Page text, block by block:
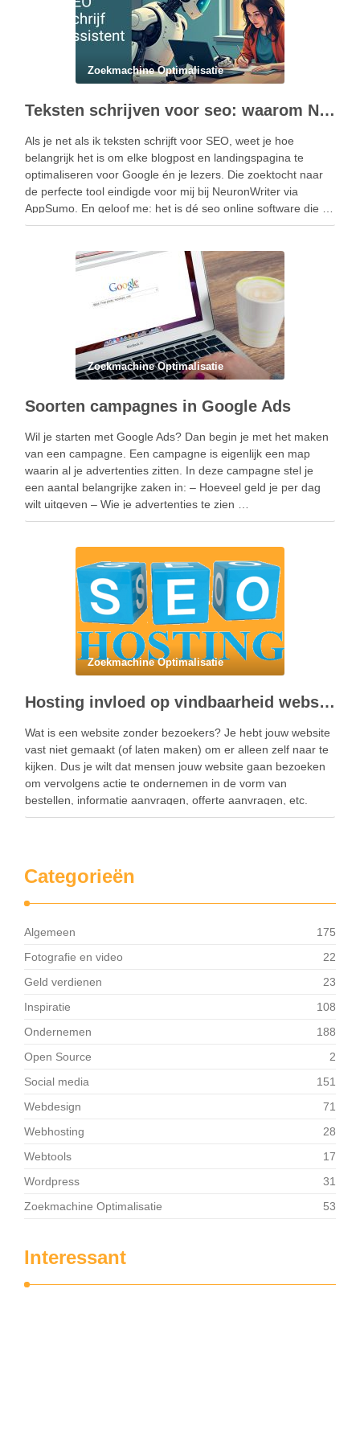
Zoekmachine Optimalisatie
Teksten schrijven voor seo: waarom NeuronWriter jouw nieuwe geheime wapen is
Als je net als ik teksten schrijft voor SEO, weet je hoe
belangrijk het is om elke blogpost en landingspagina te
optimaliseren voor Google én je lezers. Die zoektocht naar
de perfecte tool eindigde voor mij bij NeuronWriter via
AppSumo. En geloof me: het is dé seo online software die …
Zoekmachine Optimalisatie
Soorten campagnes in Google Ads
Wil je starten met Google Ads? Dan begin je met het maken
van een campagne. Een campagne is eigenlijk een map
waarin al je advertenties zitten. In deze campagne stel je
een aantal belangrijke zaken in: – Hoeveel geld je per dag
wilt uitgeven – Wie je advertenties te zien …
Zoekmachine Optimalisatie
Hosting invloed op vindbaarheid website
Wat is een website zonder bezoekers? Je hebt jouw website
vast niet gemaakt (of laten maken) om er alleen zelf naar te
kijken. Dus je wilt dat mensen jouw website gaan bezoeken
om vervolgens actie te ondernemen in de vorm van
bestellen, informatie aanvragen, offerte aanvragen, etc.
Wanneer jouw website …
Categorieën
Algemeen
175
Fotografie en video
22
Geld verdienen
23
Inspiratie
108
Ondernemen
188
Open Source
2
Social media
151
Webdesign
71
Webhosting
28
Webtools
17
Wordpress
31
Zoekmachine Optimalisatie
53
Interessant